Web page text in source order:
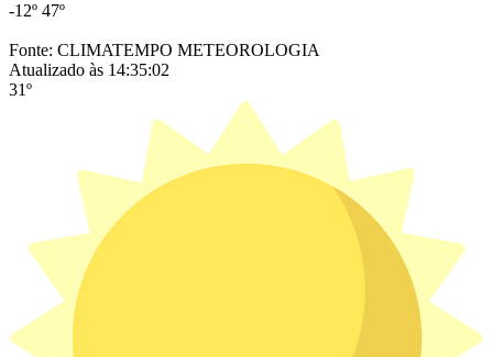
-12º 47º
Fonte: CLIMATEMPO METEOROLOGIA
Atualizado às 14:35:02
31º